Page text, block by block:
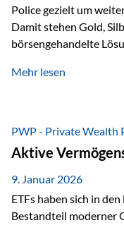
Police gezielt um
Damit stehen Gold,
börsengehandelte
dabei nicht auf
Inflationsrobustheit
liechtensteinische
Sicherheitsarchitektur:
Private Wealth Police
Sicherheitsarchitektur,
Stufe 1: Versicherer-
Mehr lesen
PWP - Private Wealth
Aktive
9. Januar 2026
ETFs haben sich in
Bestandteil moderner